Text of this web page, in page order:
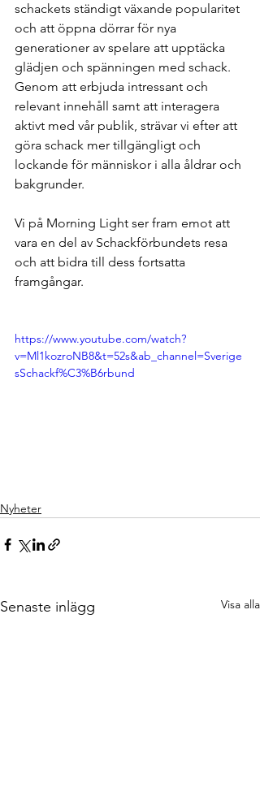
schackets ständigt växande popularitet
och att öppna dörrar för nya
generationer av spelare att upptäcka
glädjen och spänningen med schack.
Genom att erbjuda intressant och
relevant innehåll samt att interagera
aktivt med vår publik, strävar vi efter att
göra schack mer tillgängligt och
lockande för människor i alla åldrar och
bakgrunder.
Vi på Morning Light ser fram emot att
vara en del av Schackförbundets resa
och att bidra till dess fortsatta
framgångar.
https://www.youtube.com/watch?
v=Ml1kozroNB8&t=52s&ab_channel=Sverige
sSchackf%C3%B6rbund
Nyheter
Senaste inlägg Visa alla